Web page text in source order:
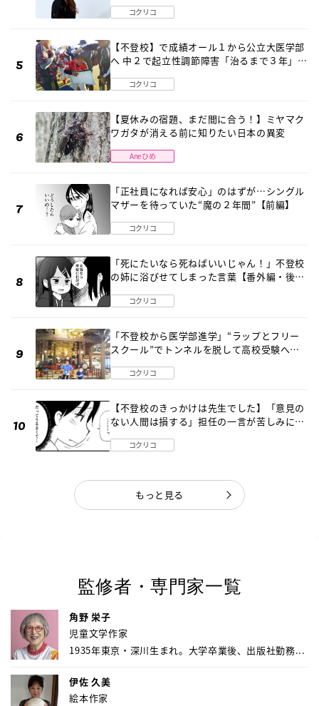
コクリコ
【不登校】で成績オール１から公立大医学部
へ 中２で起立性調節障害「治るまで３年」の
コクリコ
【夏休みの宿題、まだ間に合う！】ミヤマク
ワガタが消える前に知りたい日本の異変
Aneひめ
「正社員になれば安心」のはずが…シングル
マザーを待っていた“魔の２年間”【前編】
コクリコ
「死にたいなら死ねばいいじゃん！」不登校
の姉に浴びせてしまった言葉【番外編・後
コクリコ
「不登校から医学部進学」“ラップとフリー
スクール”でトンネルを脱して高校受験へ
コクリコ
【不登校のきっかけは先生でした】「意見の
ない人間は損する」担任の一言が苦しみに…
コクリコ
もっと見る
監修者・専門家一覧
角野 栄子
児童文学作家
1935年東京・深川生まれ。大学卒業後、出版社勤務...
伊佐 久美
絵本作家